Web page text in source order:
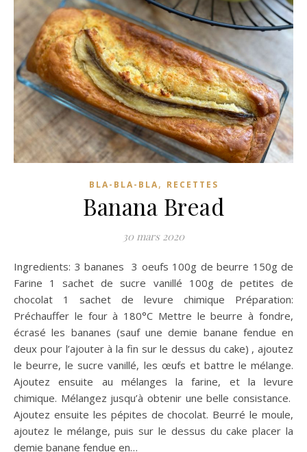
BLA-BLA-BLA, RECETTES
Banana Bread
30 mars 2020
Ingredients: 3 bananes 3 oeufs 100g de beurre 150g de
Farine 1 sachet de sucre vanillé 100g de petites de
chocolat 1 sachet de levure chimique Préparation:
Préchauffer le four à 180°C Mettre le beurre à fondre,
écrasé les bananes (sauf une demie banane fendue en
deux pour l’ajouter à la fin sur le dessus du cake) , ajoutez
le beurre, le sucre vanillé, les œufs et battre le mélange.
Ajoutez ensuite au mélanges la farine, et la levure
chimique. Mélangez jusqu’à obtenir une belle consistance.
Ajoutez ensuite les pépites de chocolat. Beurré le moule,
ajoutez le mélange, puis sur le dessus du cake placer la
demie banane fendue en…